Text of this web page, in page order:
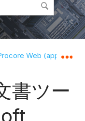
/折りたたむ
Web
書ツー